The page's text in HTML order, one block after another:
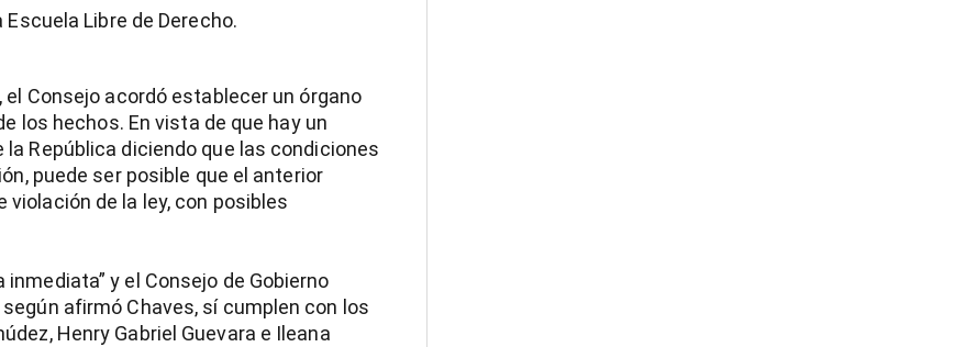
Libre de Derecho.
Consejo acordó establecer un órgano
los hechos. En vista de que hay un
República diciendo que las condiciones
puede ser posible que el anterior
violación de la ley, con posibles
y el Consejo de Gobierno
afirmó Chaves, sí cumplen con los
Henry Gabriel Guevara e Ileana